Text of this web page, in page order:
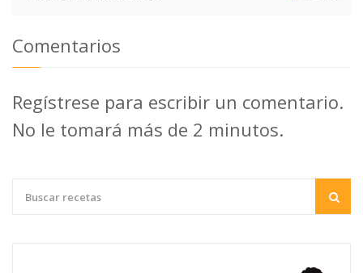
Comentarios
Regístrese para escribir un comentario.
No le tomará más de 2 minutos.